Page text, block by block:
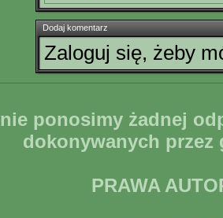
Dodaj komentarz
Zaloguj się, żeby
nie ponosimy żadnej
dokonywanych
PRAWA